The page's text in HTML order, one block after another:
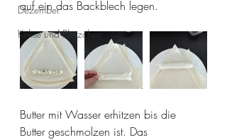
Dezember
Kekse und Plätzchen
auf ein das Backblech legen.
Butter mit Wasser erhitzen bis die
Butter geschmolzen ist. Das